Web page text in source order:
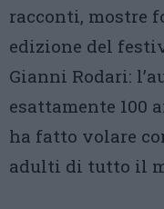
racconti, mostre
edizione del
Gianni Rodari:
esattamente 100
ha fatto volare
adulti di tutto il